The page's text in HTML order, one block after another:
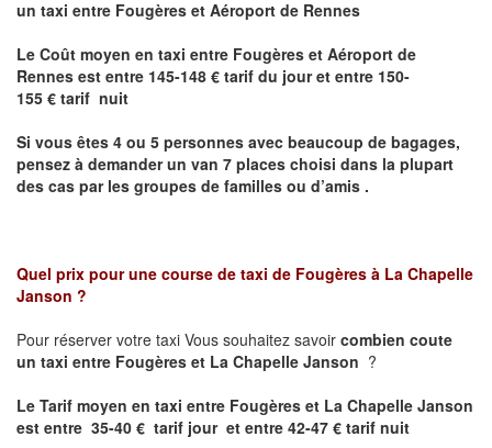
un taxi entre Fougères et Aéroport de Rennes
Le Coût moyen en taxi entre Fougères et Aéroport de
Rennes est entre 145-148 € tarif du jour et entre 150-
155 € tarif nuit
Si vous êtes 4 ou 5 personnes avec beaucoup de bagages,
pensez à demander un van 7 places choisi dans la plupart
des cas par les groupes de familles ou d’amis .
Quel prix pour une course de taxi de Fougères à La Chapelle
Janson ?
Pour réserver votre taxi Vous souhaitez savoir combien coute
un taxi entre Fougères et La Chapelle Janson ?
Le Tarif moyen en taxi entre Fougères et La Chapelle Janson
est entre 35-40 € tarif jour et entre 42-47 € tarif nuit